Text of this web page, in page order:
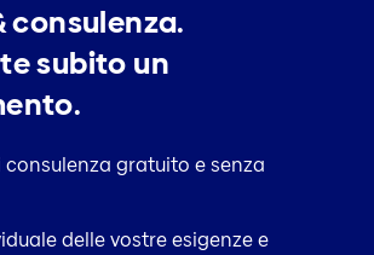
subito un
gratuito e senza
delle vostre esigenze e